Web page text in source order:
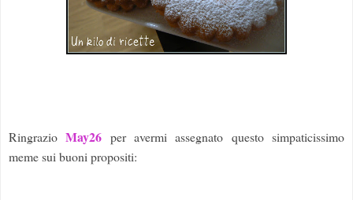
RingrazioMay26 per avermi assegnato questo simpaticissimo
meme sui buoni propositi: